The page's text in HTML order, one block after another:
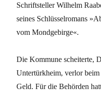
Schriftsteller Wilhelm
seines Schlüsselromans
vom Mondgebirge«.
Die Kommune scheiterte,
Untertürkheim, verlor
Geld. Für die Behörden